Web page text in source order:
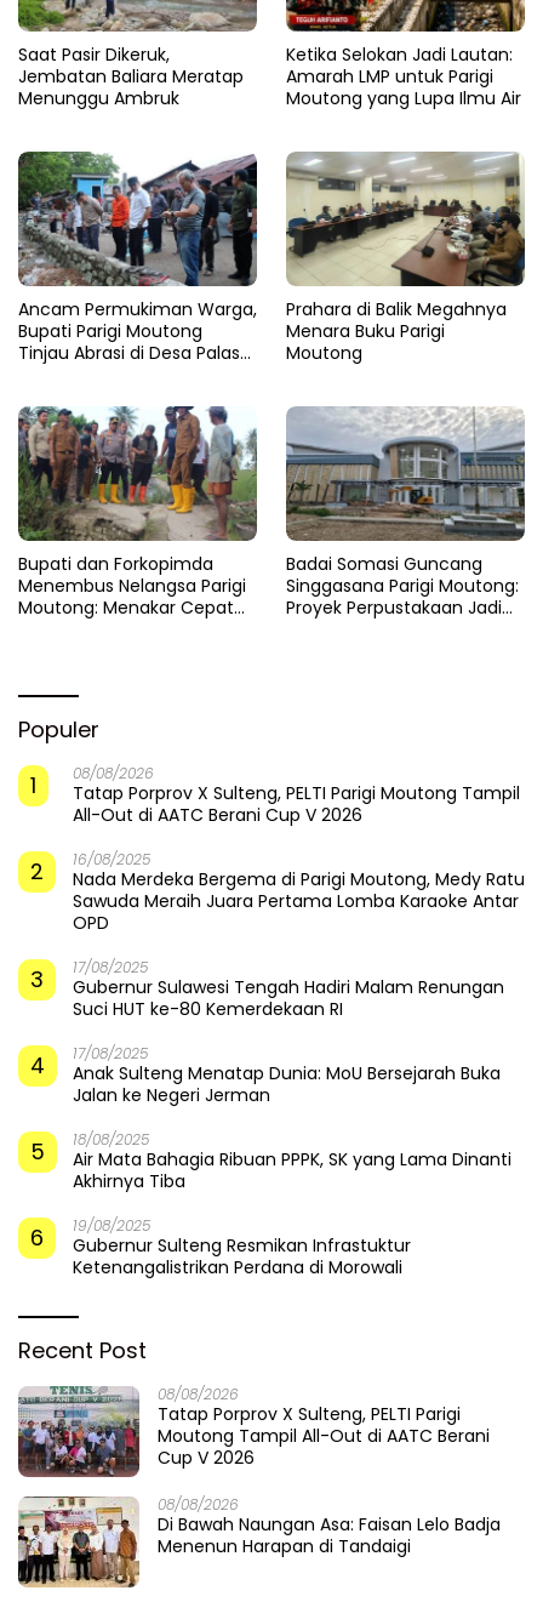
Saat Pasir Dikeruk,
Jembatan Baliara Meratap
Menunggu Ambruk
Ketika Selokan Jadi Lautan:
Amarah LMP untuk Parigi
Moutong yang Lupa Ilmu Air
Ancam Permukiman Warga,
Bupati Parigi Moutong
Tinjau Abrasi di Desa Palasa
Prahara di Balik Megahnya
Menara Buku Parigi
Moutong
​Bupati dan Forkopimda
Menembus Nelangsa Parigi
Moutong: Menakar Cepat
Badai Somasi Guncang
Singgasana Parigi Moutong:
Proyek Perpustakaan Jadi
Populer
1
08/08/2026
Tatap Porprov X Sulteng, PELTI Parigi Moutong Tampil
All-Out di AATC Berani Cup V 2026
2 16/08/2025
Nada Merdeka Bergema di Parigi Moutong, Medy Ratu
Sawuda Meraih Juara Pertama Lomba Karaoke Antar
OPD
3 17/08/2025
Gubernur Sulawesi Tengah Hadiri Malam Renungan
Suci HUT ke-80 Kemerdekaan RI
4 17/08/2025
Anak Sulteng Menatap Dunia: MoU Bersejarah Buka
Jalan ke Negeri Jerman
5 18/08/2025
Air Mata Bahagia Ribuan PPPK, SK yang Lama Dinanti
Akhirnya Tiba
6 19/08/2025
Gubernur Sulteng Resmikan Infrastuktur
Ketenangalistrikan Perdana di Morowali
Recent Post
08/08/2026
Tatap Porprov X Sulteng, PELTI Parigi
Moutong Tampil All-Out di AATC Berani
Cup V 2026
08/08/2026
Di Bawah Naungan Asa: Faisan Lelo Badja
Menenun Harapan di Tandaigi